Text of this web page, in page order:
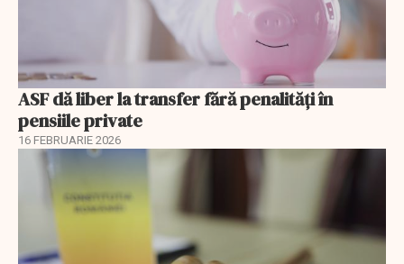
ASF dă liber la transfer fără penalități în
pensiile private
16 FEBRUARIE 2026